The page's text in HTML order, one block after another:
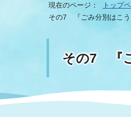
くらしの手続きガ
生涯学習
医療
福祉に関するその
お知らせ
入札・契約
市の紹介
現在のページ：
トップ
その7 『ごみ分別はこう
その7 『